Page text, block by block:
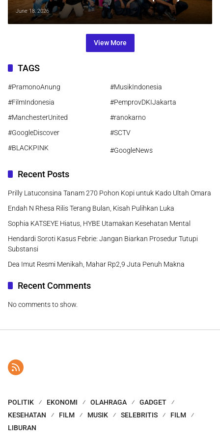
Seorang Ibu Dipertaruhkan
June 18, 2026
View More
TAGS
#PramonoAnung
#MusikIndonesia
#FilmIndonesia
#PemprovDKIJakarta
#ManchesterUnited
#ranokarno
#GoogleDiscover
#SCTV
#BLACKPINK
#GoogleNews
Recent Posts
Prilly Latuconsina Tanam 270 Pohon Kopi untuk Kado Ultah Omara
Endah N Rhesa Rilis Terang Bulan, Kisah Pulihkan Luka
Sophia KATSEYE Hiatus, HYBE Utamakan Kesehatan Mental
Hendardi Soroti Kasus Febrie: Jangan Biarkan Prosedur Tutupi
Substansi
Dea Imut Resmi Menikah, Mahar Rp2,9 Juta Penuh Makna
Recent Comments
No comments to show.
POLITIK EKONOMI OLAHRAGA
GADGET
KESEHATAN
FILM MUSIK SELEBRITIS
FILM
LIBURAN